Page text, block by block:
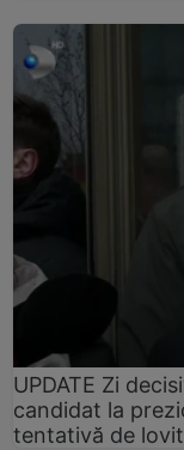
UPDATE Zi
candidat la
tentativă de